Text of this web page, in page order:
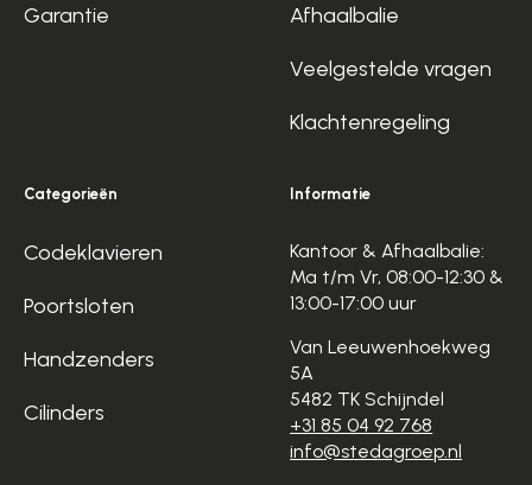
Garantie Afhaalbalie
Veelgestelde vragen
Klachtenregeling
Categorieën
Codeklavieren
Poortsloten
Handzenders
Cilinders
Informatie
Kantoor & Afhaalbalie:
Ma t/m Vr, 08:00-12:30 &
13:00-17:00 uur
Van Leeuwenhoekweg
5A
5482 TK Schijndel
+31 85 04 92 768
info@stedagroep.nl